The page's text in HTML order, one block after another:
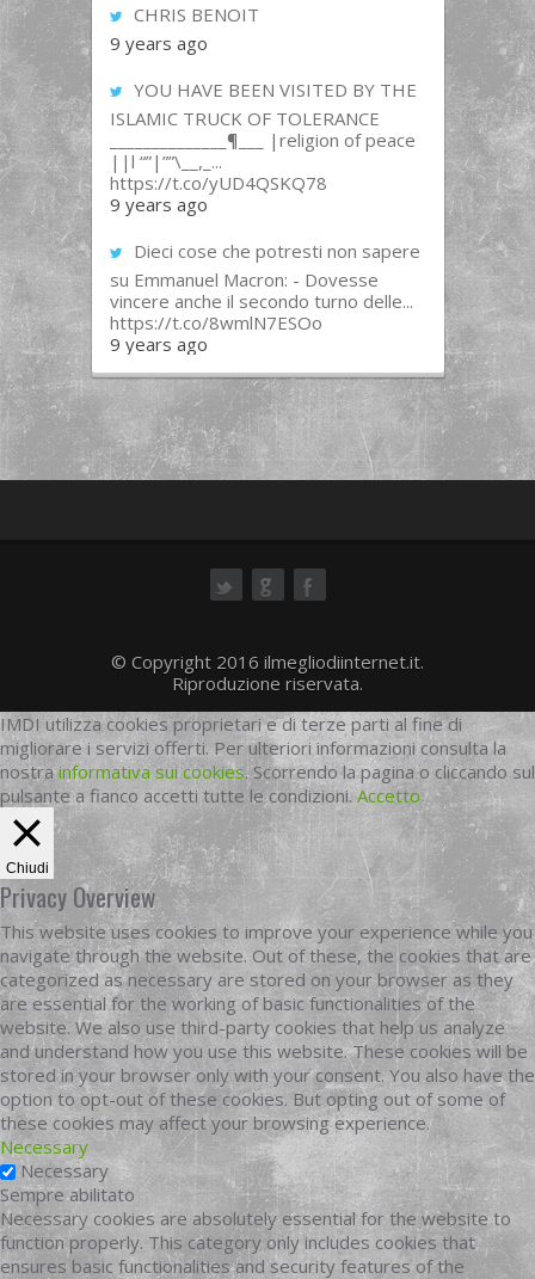
CHRIS BENOIT
9 years ago
YOU HAVE BEEN VISITED BY THE
ISLAMIC TRUCK OF TOLERANCE
______________¶___ |religion of peace
||l “”|””\__,_...
https://t.co/yUD4QSKQ78
9 years ago
Dieci cose che potresti non sapere
su Emmanuel Macron: - Dovesse
vincere anche il secondo turno delle...
https://t.co/8wmlN7ESOo
9 years ago
© Copyright 2016 ilmegliodiinternet.it.
Riproduzione riservata.
IMDI utilizza cookies proprietari e di terze parti al fine di
migliorare i servizi offerti. Per ulteriori informazioni consulta la
nostrainformativa sui cookies. Scorrendo la pagina o cliccando sul
pulsante a fianco accetti tutte le condizioni.Accetto
Chiudi
Privacy Overview
This website uses cookies to improve your experience while you
navigate through the website. Out of these, the cookies that are
categorized as necessary are stored on your browser as they
are essential for the working of basic functionalities of the
website. We also use third-party cookies that help us analyze
and understand how you use this website. These cookies will be
stored in your browser only with your consent. You also have the
option to opt-out of these cookies. But opting out of some of
these cookies may affect your browsing experience.
Necessary
Necessary
Sempre abilitato
Necessary cookies are absolutely essential for the website to
function properly. This category only includes cookies that
ensures basic functionalities and security features of the